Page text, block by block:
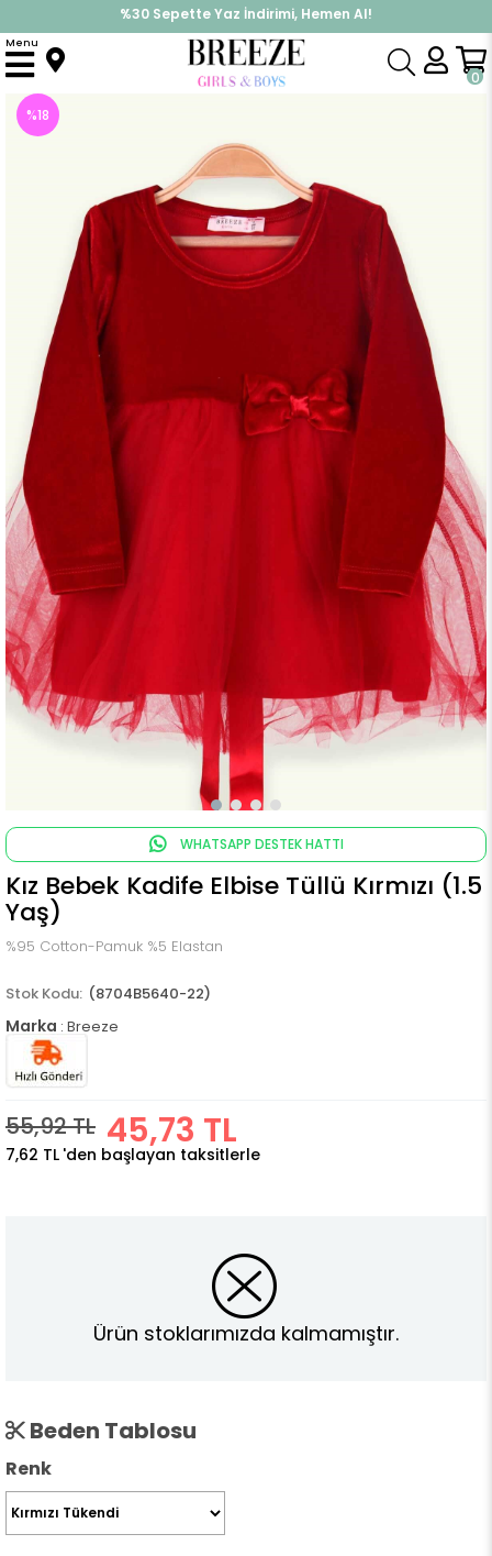
%30 Sepette Yaz İndirimi, Hemen Al!
İndirimlere ek %10 İndirimi Kap, Hemen Üye Ol!
0
Menu
Anasayfa Elbise Modelleri Uzun Kol Elbise
%18
WHATSAPP DESTEK HATTI
Kız Bebek Kadife Elbise Tüllü Kırmızı (1.5
Yaş)
%95 Cotton-Pamuk %5 Elastan
(8704B5640-22)
Marka : Breeze
55,92 TL 45,73 TL
7,62 TL 'den başlayan taksitlerle
Ürün stoklarımızda kalmamıştır.
Beden Tablosu
Renk